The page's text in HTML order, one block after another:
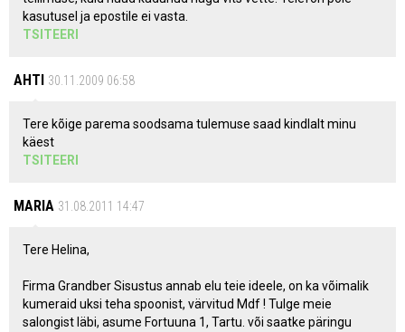
kasutusel ja epostile ei vasta.
TSITEERI
AHTI 30.11.2009 06:58
Tere kõige parema soodsama tulemuse saad kindlalt minu
käest
TSITEERI
MARIA 31.08.2011 14:47
Tere Helina,
Firma Grandber Sisustus annab elu teie ideele, on ka võimalik
kumeraid uksi teha spoonist, värvitud Mdf ! Tulge meie
salongist läbi, asume Fortuuna 1, Tartu. või saatke päringu